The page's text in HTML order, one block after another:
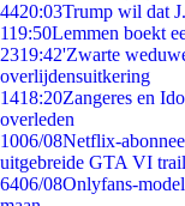
4420:03Trump wil dat
119:50Lemmen boekt
2319:42'Zwarte
overlijdensuitkering
1418:20Zangeres en
overleden
1006/08Netflix-
uitgebreide GTA VI
6406/08Onlyfans-